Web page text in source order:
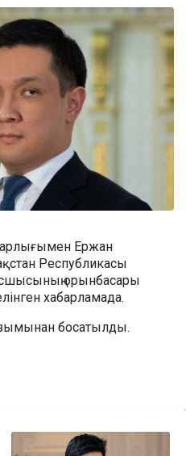
Ержан
Республикасы
орынбасары
хабарламада.
босатылды.